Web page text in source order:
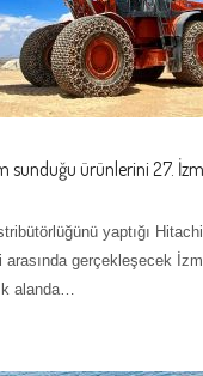
sunduğu ürünlerini 27.
yaptığı
arasında gerçekleşecek
alanda…